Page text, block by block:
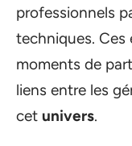
professionnels
techniques. Ces
moments de
liens entre les
cet univers.